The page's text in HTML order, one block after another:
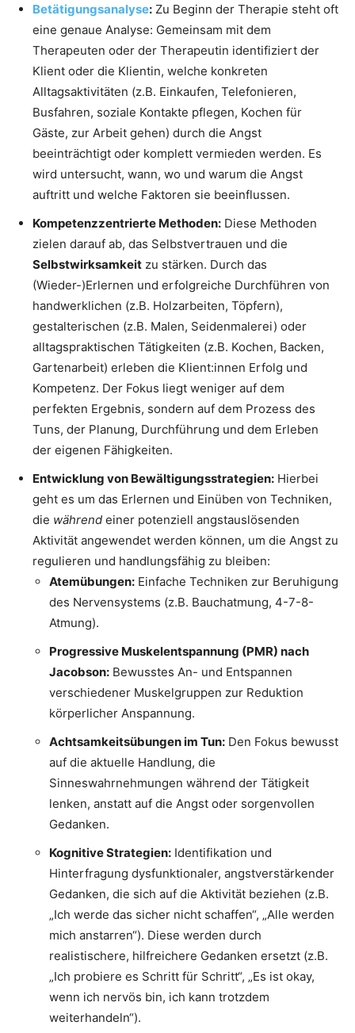
Betätigungsanalyse: Zu Beginn der Therapie steht oft
eine genaue Analyse: Gemeinsam mit dem
Therapeuten oder der Therapeutin identifiziert der
Klient oder die Klientin, welche konkreten
Alltagsaktivitäten (z.B. Einkaufen, Telefonieren,
Busfahren, soziale Kontakte pflegen, Kochen für
Gäste, zur Arbeit gehen) durch die Angst
beeinträchtigt oder komplett vermieden werden. Es
wird untersucht, wann, wo und warum die Angst
auftritt und welche Faktoren sie beeinflussen.
Kompetenzzentrierte Methoden: Diese Methoden
zielen darauf ab, das Selbstvertrauen und die
Selbstwirksamkeit zu stärken. Durch das
(Wieder-)Erlernen und erfolgreiche Durchführen von
handwerklichen (z.B. Holzarbeiten, Töpfern),
gestalterischen (z.B. Malen, Seidenmalerei) oder
alltagspraktischen Tätigkeiten (z.B. Kochen, Backen,
Gartenarbeit) erleben die Klient:innen Erfolg und
Kompetenz. Der Fokus liegt weniger auf dem
perfekten Ergebnis, sondern auf dem Prozess des
Tuns, der Planung, Durchführung und dem Erleben
der eigenen Fähigkeiten.
Entwicklung von Bewältigungsstrategien: Hierbei
geht es um das Erlernen und Einüben von Techniken,
die während einer potenziell angstauslösenden
Aktivität angewendet werden können, um die Angst zu
regulieren und handlungsfähig zu bleiben:
Atemübungen: Einfache Techniken zur Beruhigung
des Nervensystems (z.B. Bauchatmung, 4-7-8-
Atmung).
Progressive Muskelentspannung (PMR) nach
Jacobson: Bewusstes An- und Entspannen
verschiedener Muskelgruppen zur Reduktion
körperlicher Anspannung.
Achtsamkeitsübungen im Tun: Den Fokus bewusst
auf die aktuelle Handlung, die
Sinneswahrnehmungen während der Tätigkeit
lenken, anstatt auf die Angst oder sorgenvollen
Gedanken.
Kognitive Strategien: Identifikation und
Hinterfragung dysfunktionaler, angstverstärkender
Gedanken, die sich auf die Aktivität beziehen (z.B.
„Ich werde das sicher nicht schaffen“, „Alle werden
mich anstarren“). Diese werden durch
realistischere, hilfreichere Gedanken ersetzt (z.B.
„Ich probiere es Schritt für Schritt“, „Es ist okay,
wenn ich nervös bin, ich kann trotzdem
weiterhandeln“).